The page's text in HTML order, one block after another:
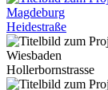
Magdeburg
Heidestraße
Wiesbaden
Hollerbornstrasse